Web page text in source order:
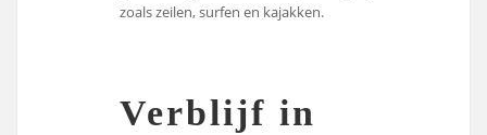
zoals zeilen, surfen en kajakken.
Verblijf in